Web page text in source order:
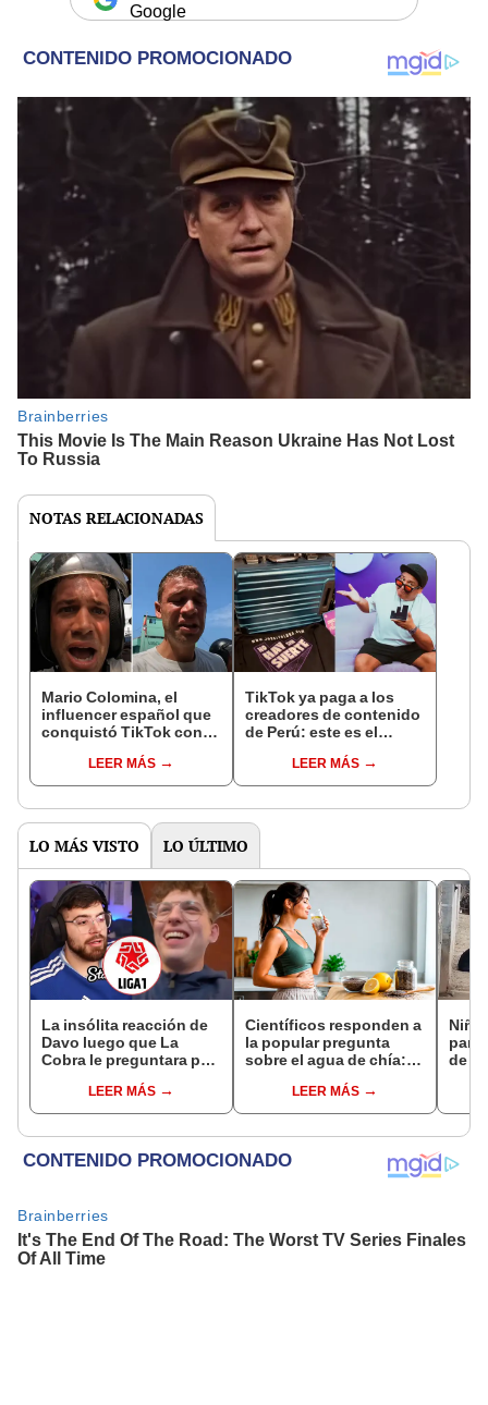
Google
NOTAS RELACIONADAS
Mario Colomina, el
influencer español que
conquistó TikTok con
"Mi amor nació por la
gastronomía"
LEER MÁS
TikTok ya paga a los
creadores de contenido
de Perú: este es el
llegar a cobrar por 1.000
vistas
LEER MÁS
LO MÁS VISTO LO ÚLTIMO
La insólita reacción de
Davo luego que La
Cobra le preguntara por
qué se ríe?"
LEER MÁS
Científicos responden a
la popular pregunta
sobre el agua de chía:
bajar de peso o es solo
un mito viral?
LEER MÁS
Niña
para
de